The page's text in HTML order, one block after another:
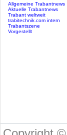
Allgemeine Trabantnews
Aktuelle Trabantnews
Trabant weltweit
trabitechnik.com intern
Trabantszene
Vorgestellt